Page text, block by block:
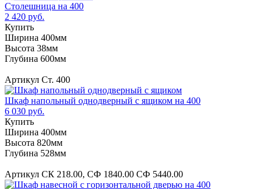
Столешница на 400
2 420 руб.
Купить
Ширина 400мм
Высота 38мм
Глубина 600мм
Артикул Ст. 400
Шкаф напольный однодверный с ящиком на 400
6 030 руб.
Купить
Ширина 400мм
Высота 820мм
Глубина 528мм
Артикул СК 218.00, СФ 1840.00 СФ 5440.00